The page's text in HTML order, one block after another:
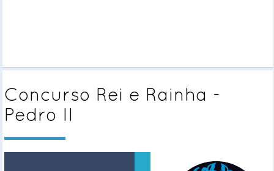
Concurso Rei e Rainha -
Pedro II